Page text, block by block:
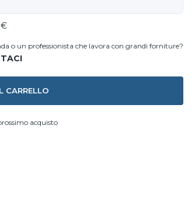
€
o un professionista che lavora con grandi forniture?
CARRELLO
acquisto